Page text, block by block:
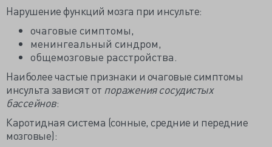
Нарушение функций мозга при инсульте:
очаговые симптомы,
менингеальный синдром,
общемозговые расстройства.
Наиболее частые признаки и очаговые симптомы
инсульта зависят от поражения сосудистых
бассейнов:
Каротидная система (сонные, средние и передние
мозговые):